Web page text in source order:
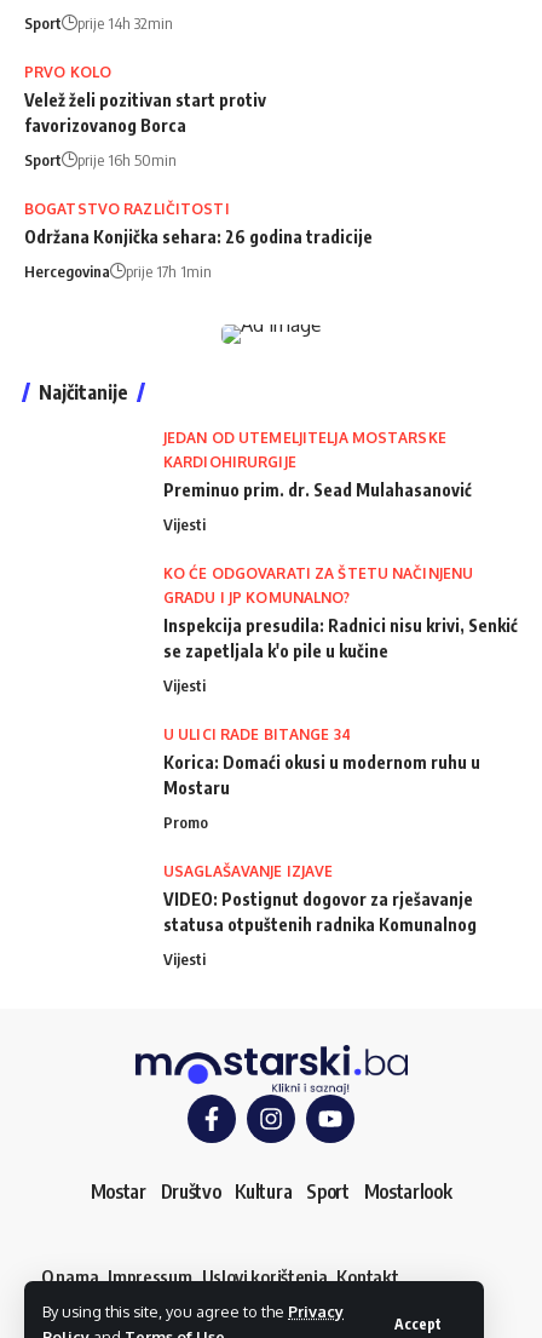
By using this site, you agree to the Privacy
Accept
Sport prije 14h 32min
PRVO KOLO
Velež želi pozitivan start protiv
favorizovanog Borca
Sport prije 16h 50min
BOGATSTVO RAZLIČITOSTI
Održana Konjička sehara: 26 godina tradicije
Hercegovina prije 17h 1min
Najčitanije
JEDAN OD UTEMELJITELJA MOSTARSKE
KARDIOHIRURGIJE
Preminuo prim. dr. Sead Mulahasanović
Vijesti
KO ĆE ODGOVARATI ZA ŠTETU NAČINJENU
GRADU I JP KOMUNALNO?
Inspekcija presudila: Radnici nisu krivi, Senkić
se zapetljala k'o pile u kučine
Vijesti
U ULICI RADE BITANGE 34
Korica: Domaći okusi u modernom ruhu u
Mostaru
Promo
USAGLAŠAVANJE IZJAVE
VIDEO: Postignut dogovor za rješavanje
statusa otpuštenih radnika Komunalnog
Vijesti
Mostar Društvo Kultura Sport Mostarlook
O nama Impressum Uslovi korištenja Kontakt
Dojavi vijest
© mostarski.ba. Sva prava pridržana